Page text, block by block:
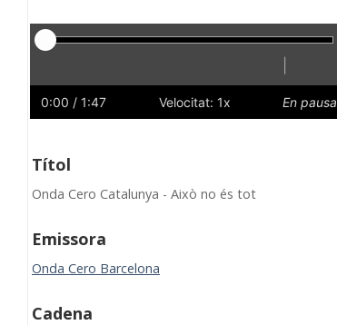
Reproductor
Lent
0:00 / 1:47 Velocitat: 1x En pausa
Títol
Onda Cero Catalunya - Això no és tot
Emissora
Onda Cero Barcelona
Cadena